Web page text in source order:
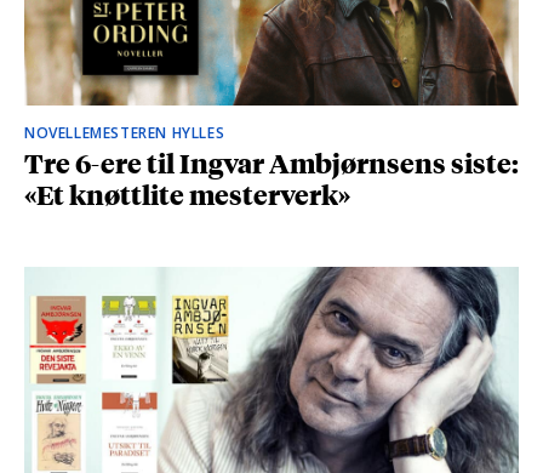
NOVELLEMESTEREN HYLLES
Tre 6-ere til Ingvar Ambjørnsens siste:
«Et knøttlite mesterverk»